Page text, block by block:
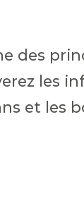
des
les
et les